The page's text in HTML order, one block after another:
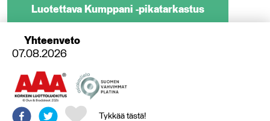
Luotettava Kumppani -pikatarkastus
Yhteenveto
Tykkää tästä!
07.08.2026